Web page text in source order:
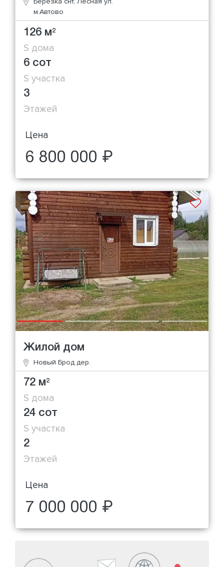
м.Автово
126 м2
S дома
6 сот
S участка
3
Этажей
Цена
6 800 000 ₽
Жилой дом
Новый Брод дер.
72 м2
S дома
24 сот
S участка
2
Этажей
Цена
7 000 000 ₽